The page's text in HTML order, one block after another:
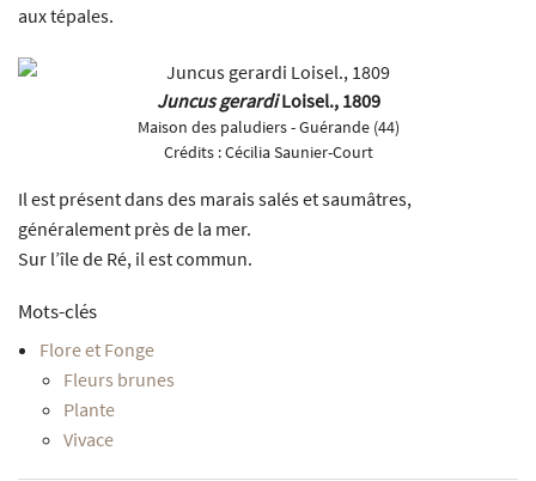
aux tépales.
Juncus gerardiLoisel., 1809
Maison des paludiers - Guérande (44)
Crédits :Cécilia Saunier-Court
Il est présent dans des marais salés et saumâtres,
généralement près de la mer.
Sur l’île de Ré, il est commun.
Mots-clés
Flore et Fonge
Fleurs brunes
Plante
Vivace